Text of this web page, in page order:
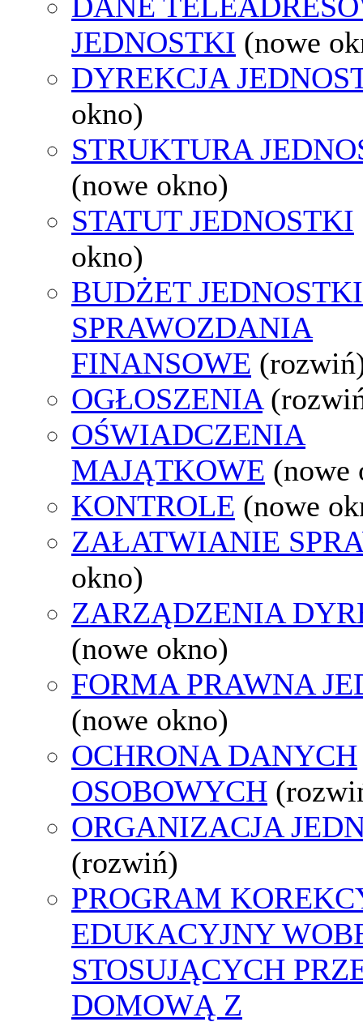
JEDNOSTKI (nowe
DYREKCJA
okno)
STRUKTURA
(nowe okno)
STATUT JEDNOSTKI
okno)
BUDŻET
SPRAWOZDANIA
FINANSOWE
OGŁOSZENIA
OŚWIADCZENIA
MAJĄTKOWE (nowe
KONTROLE (nowe
ZAŁATWIANIE
okno)
ZARZĄDZENIA
(nowe okno)
FORMA PRAWNA
(nowe okno)
OCHRONA DANYCH
OSOBOWYCH
ORGANIZACJA
(rozwiń)
PROGRAM
EDUKACYJNY
STOSUJĄCYCH
DOMOWĄ Z